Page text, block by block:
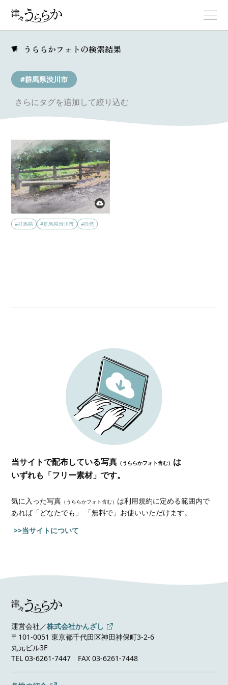
うららかフォトの検索結果
#群馬県渋川市
さらにタグを追加して絞り込む
#群馬県 #群馬県渋川市 #自然
当サイトで配布している写真 （うららかフォト含む） は
いずれも「フリー素材」です。
気に入った写真 （うららかフォト含む） は利用規約に定める範囲内で
あれば「どなたでも」 「無料で」お使いいただけます。
>>当サイトについて
運営会社／株式会社かんざし
〒101-0051 東京都千代田区神田神保町3-2-6
丸元ビル3F
TEL03-6261-7447 FAX 03-6261-7448